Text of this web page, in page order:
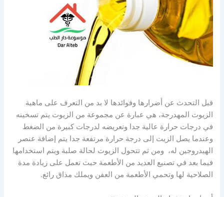
قبل التحدث عن أضرارها وفوائدها لا بد من التعرف على ماهية
الزيوت المهدرجة، هي عبارة عن مجموعة من الزيوت يتم تسخينه
في درجات حرارة عالية جدا وتعريضه لدرجات كبيرة من الضغط
وعندما يصل الزيت إلى درجة حرارة مرتفعة جدا يتم إضافة عنصر
الهيدروجين له، ومن ثم تتحول الزيوت لحالة صلبة ويتم استخدامها
فيما بعد في تصنيع العديد من الأطعمة حيث تعمل على زيادة مدة
الصلاحية لها وتحمي الأطعمة من العفن ويملك مذاق رائع.